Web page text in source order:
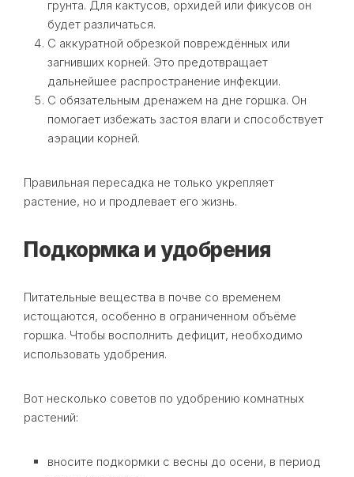
грунта. Для кактусов, орхидей или фикусов он
будет различаться.
С аккуратной обрезкой повреждённых или
загнивших корней. Это предотвращает
дальнейшее распространение инфекции.
С обязательным дренажем на дне горшка. Он
помогает избежать застоя влаги и способствует
аэрации корней.
Правильная пересадка не только укрепляет
растение, но и продлевает его жизнь.
Подкормка и удобрения
Питательные вещества в почве со временем
истощаются, особенно в ограниченном объёме
горшка. Чтобы восполнить дефицит, необходимо
использовать удобрения.
Вот несколько советов по удобрению комнатных
растений:
вносите подкормки с весны до осени, в период